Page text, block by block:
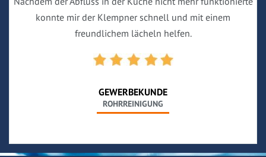
konnte mir der Klempner schnell und mit einem
freundlichem lächeln helfen.
GEWERBEKUNDE
ROHRREINIGUNG